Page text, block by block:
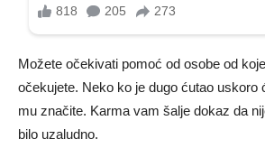
Možete očekivati pomoć od osobe od
očekujete. Neko ko je dugo ćutao uskoro
mu značite. Karma vam šalje dokaz da
bilo uzaludno.